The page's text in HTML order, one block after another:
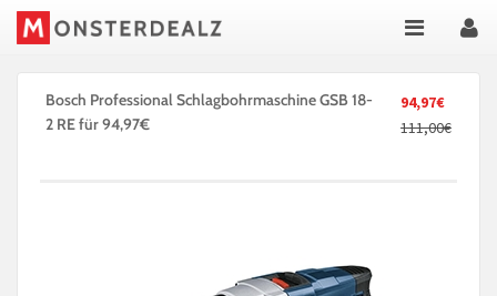
94,97€
111,00€
Bosch Professional Schlagbohrmaschine GSB 18-
2 RE für 94,97€